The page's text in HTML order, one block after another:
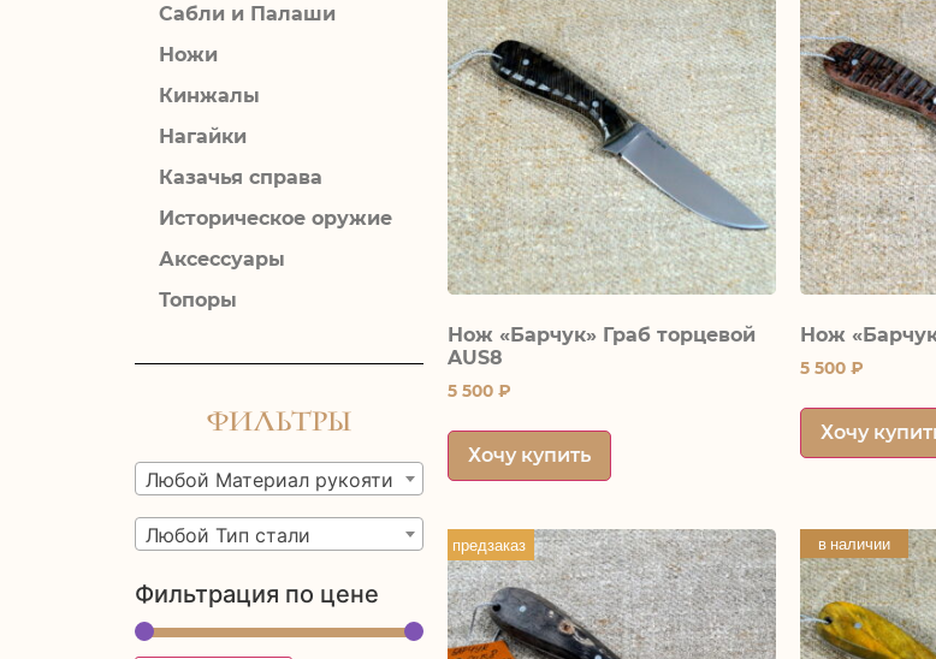
Сабли и Палаши
Ножи
Кинжалы
Нагайки
Казачья справа
Историческое оружие
Аксессуары
Топоры
Фильтры
Любой Материал рукояти
Любой Тип стали
Фильтрация по цене
Нож «Барчук» Граб торцевой
AUS8
5 500 ₽
Хочу купить
Нож
5 500₽
Хочу
предзаказ в наличии